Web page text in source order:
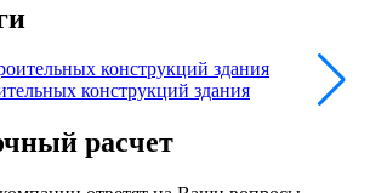
конструкций здания
расчет